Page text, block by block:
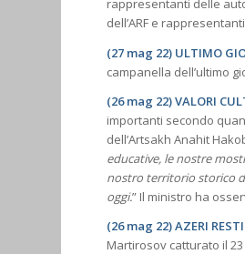
rappresentanti delle
dell’ARF e
(27 mag 22) ULTIMO
campanella dell’ultimo
(26 mag 22) VALORI
importanti secondo
dell’Artsakh Anahit
educative, le nostre
nostro territorio storico
oggi.” Il ministro ha
(26 mag 22) AZERI
Martirosov catturato il